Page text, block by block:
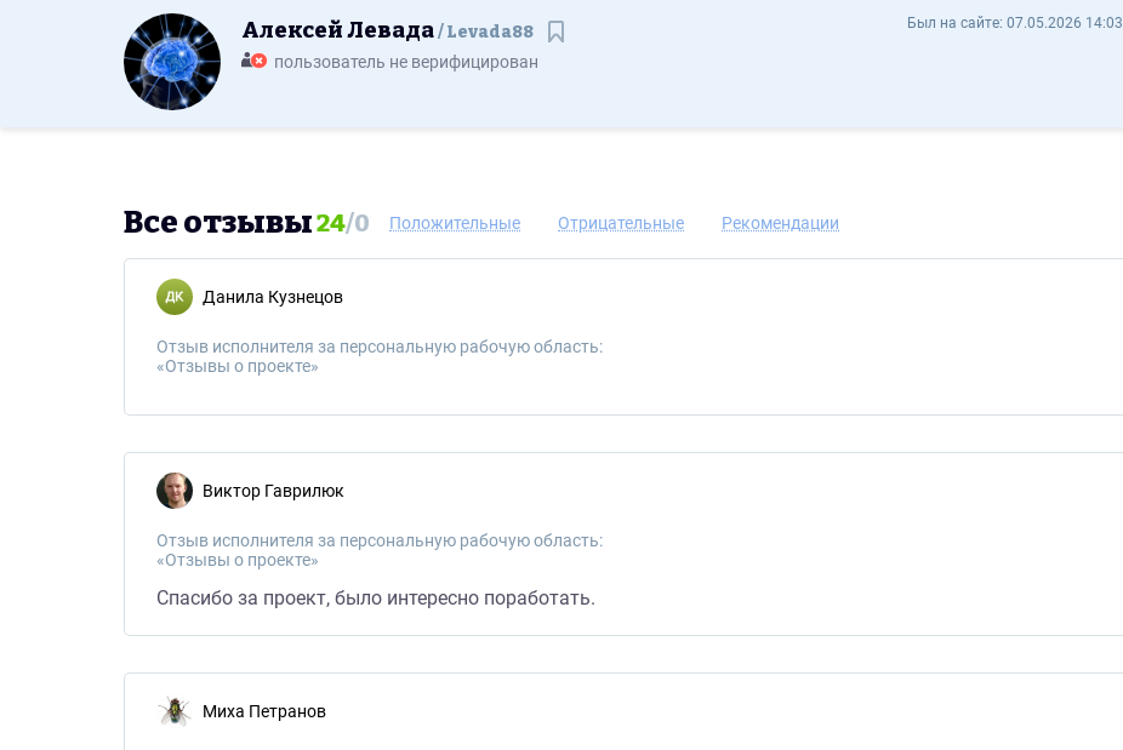
Алексей Левада Levada88 - Отзывы
Был на сайте: 07.05.2026 14:03
Алексей Левада Levada88
пользователь не верифицирован
Все отзывы24/0 Положительные Отрицательные Рекомендации
Данила Кузнецов
Отзыв исполнителя за персональную рабочую область:
«Отзывы о проекте»
Виктор Гаврилюк
Отзыв исполнителя за персональную рабочую область:
«Отзывы о проекте»
Спасибо за проект, было интересно поработать.
Миха Петранов